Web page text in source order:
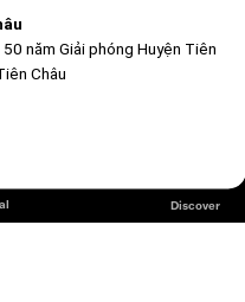
50 năm Giải phóng Huyện Tiên
Châu
50 NĂM GIẢI
...See more
Discover